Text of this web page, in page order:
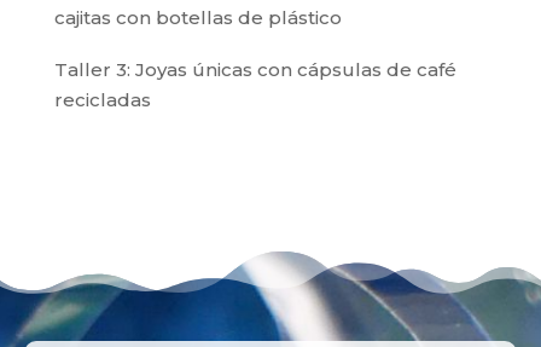
cajitas con botellas de plástico
Taller 3: Joyas únicas con cápsulas de café
recicladas